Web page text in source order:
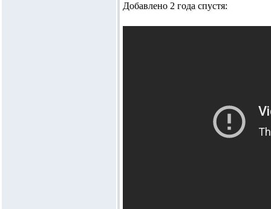
Добавлено 2 года спустя: